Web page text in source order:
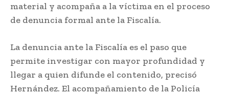
material y acompaña a la víctima en el proceso
de denuncia formal ante la Fiscalía.
La denuncia ante la Fiscalía es el paso que
permite investigar con mayor profundidad y
llegar a quien difunde el contenido, precisó
Hernández. El acompañamiento de la Policía